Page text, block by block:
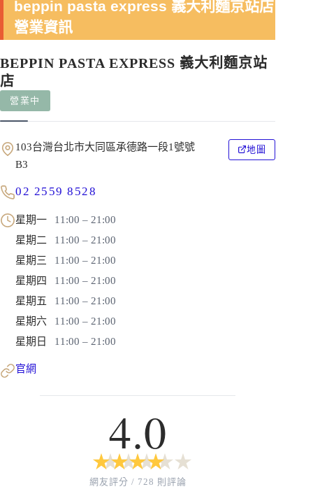
beppin pasta express 義大利麵京站店
營業資訊
BEPPIN PASTA EXPRESS 義大利麵京站
店
營業中
103台灣台北市大同區承德路一段1號號
B3
地圖
02 2559 8528
星期一
11:00 – 21:00
星期二
11:00 – 21:00
星期三
11:00 – 21:00
星期四
11:00 – 21:00
星期五
11:00 – 21:00
星期六
11:00 – 21:00
星期日
11:00 – 21:00
官網
4.0
★
★ ★
★ ★
★ ★
★ ★
★
網友評分 / 728 則評論